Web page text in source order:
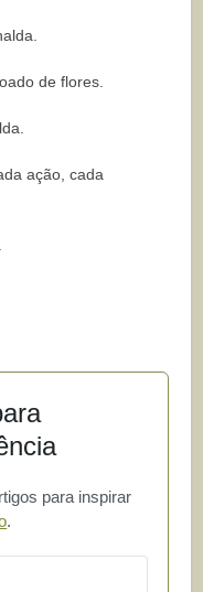
de flores.
ação, cada
para inspirar
.